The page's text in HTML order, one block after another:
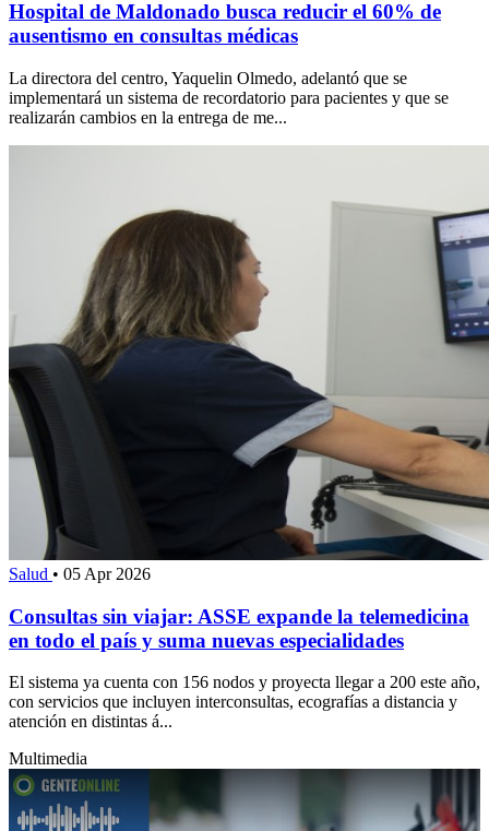
Hospital de Maldonado busca reducir el 60% de
ausentismo en consultas médicas
La directora del centro, Yaquelin Olmedo, adelantó que se
implementará un sistema de recordatorio para pacientes y que se
realizarán cambios en la entrega de me...
Salud • 05 Apr 2026
Consultas sin viajar: ASSE expande la telemedicina
en todo el país y suma nuevas especialidades
El sistema ya cuenta con 156 nodos y proyecta llegar a 200 este año,
con servicios que incluyen interconsultas, ecografías a distancia y
atención en distintas á...
Multimedia